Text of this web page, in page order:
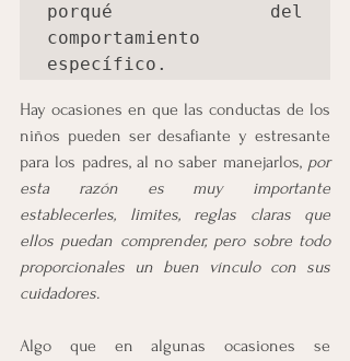
porqué del
comportamiento
específico.
Hay ocasiones en que las conductas de los
niños pueden ser desafiante y estresante
para los padres, al no saber manejarlos, por
esta razón es muy importante
establecerles, limites, reglas claras que
ellos puedan comprender, pero sobre todo
proporcionales un buen vínculo con sus
cuidadores.
Algo que en algunas ocasiones se